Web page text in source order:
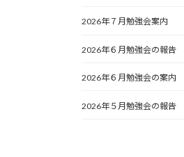
2026年７月勉強会案内
2026年６月勉強会の報告
2026年６月勉強会の案内
2026年５月勉強会の報告